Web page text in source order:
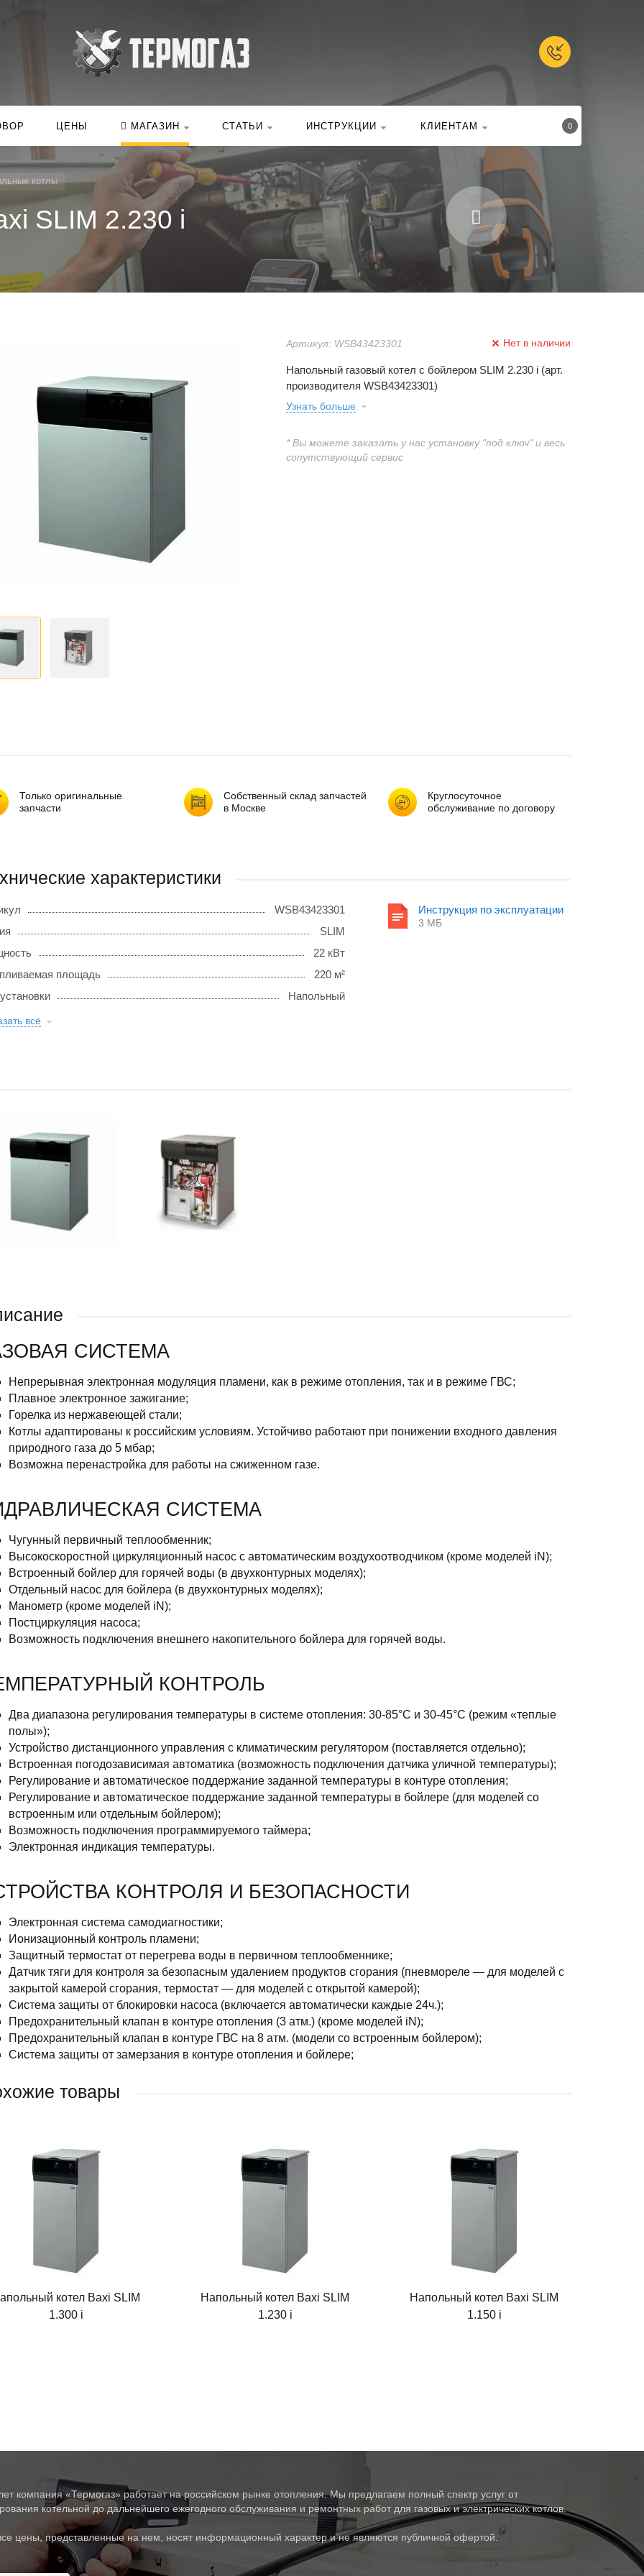
ЦЕНЫ МАГАЗИН СТАТЬИ ИНСТРУКЦИИ КЛИЕНТАМ 0
котлы
SLIM 2.230 i
Артикул: WSB43423301 Нет в наличии
Напольный газовый котел с бойлером SLIM 2.230 i (арт.
производителя WSB43423301)
Узнать больше
* Вы можете заказать у нас установку "под ключ" и весь
сопутствующий сервис
Только оригинальные
запчасти
Собственный склад запчастей
в Москве
Круглосуточное
обслуживание по договору
характеристики
WSB43423301
SLIM
22 кВт
площадь
220 м²
Напольный
всё
Инструкция по эксплуатации
3 МБ
СИСТЕМА
Непрерывная электронная модуляция пламени, как в режиме отопления, так и в режиме ГВС;
Плавное электронное зажигание;
Горелка из нержавеющей стали;
Котлы адаптированы к российским условиям. Устойчиво работают при понижении входного давления
природного газа до 5 мбар;
Возможна перенастройка для работы на сжиженном газе.
СИСТЕМА
Чугунный первичный теплообменник;
Высокоскоростной циркуляционный насос с автоматическим воздухоотводчиком (кроме моделей iN);
Встроенный бойлер для горячей воды (в двухконтурных моделях);
Отдельный насос для бойлера (в двухконтурных моделях);
Манометр (кроме моделей iN);
Постциркуляция насоса;
Возможность подключения внешнего накопительного бойлера для горячей воды.
КОНТРОЛЬ
Два диапазона регулирования температуры в системе отопления: 30-85°С и 30-45°С (режим «теплые
полы»);
Устройство дистанционного управления с климатическим регулятором (поставляется отдельно);
Встроенная погодозависимая автоматика (возможность подключения датчика уличной температуры);
Регулирование и автоматическое поддержание заданной температуры в контуре отопления;
Регулирование и автоматическое поддержание заданной температуры в бойлере (для моделей со
встроенным или отдельным бойлером);
Возможность подключения программируемого таймера;
Электронная индикация температуры.
КОНТРОЛЯ И БЕЗОПАСНОСТИ
Электронная система самодиагностики;
Ионизационный контроль пламени;
Защитный термостат от перегрева воды в первичном теплообменнике;
Датчик тяги для контроля за безопасным удалением продуктов сгорания (пневмореле — для моделей с
закрытой камерой сгорания, термостат — для моделей с открытой камерой);
Система защиты от блокировки насоса (включается автоматически каждые 24ч.);
Предохранительный клапан в контуре отопления (3 атм.) (кроме моделей iN);
Предохранительный клапан в контуре ГВС на 8 атм. (модели со встроенным бойлером);
Система защиты от замерзания в контуре отопления и бойлере;
товары
котел Baxi SLIM
1.300 i
Напольный котел Baxi SLIM
1.230 i
Напольный котел Baxi SLIM
1.150 i
компания «Термогаз» работает на российском рынке отопления. Мы предлагаем полный спектр услуг от
котельной до дальнейшего ежегодного обслуживания и ремонтных работ для газовых и электрических котлов.
цены, представленные на нем, носят информационный характер и не являются публичной офертой.